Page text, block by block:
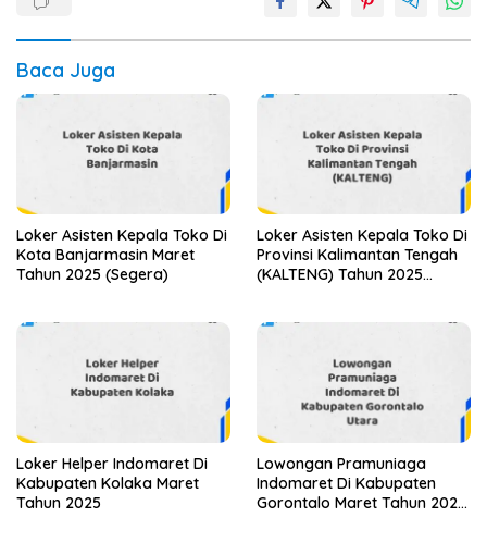
Baca Juga
Loker Asisten Kepala Toko Di
Kota Banjarmasin Maret
Tahun 2025 (Segera)
Loker Asisten Kepala Toko Di
Provinsi Kalimantan Tengah
(KALTENG) Tahun 2025
Loker Helper Indomaret Di
Kabupaten Kolaka Maret
Tahun 2025
Lowongan Pramuniaga
Indomaret Di Kabupaten
Gorontalo Maret Tahun 2025